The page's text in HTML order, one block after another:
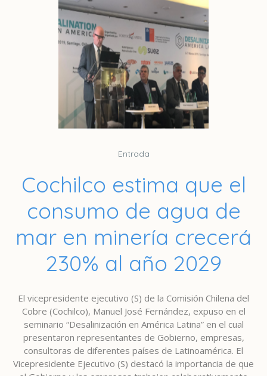
Entrada
Cochilco estima que el
consumo de agua de
mar en minería crecerá
230% al año 2029
El vicepresidente ejecutivo (S) de la Comisión Chilena del
Cobre (Cochilco), Manuel José Fernández, expuso en el
seminario “Desalinización en América Latina” en el cual
presentaron representantes de Gobierno, empresas,
consultoras de diferentes países de Latinoamérica. El
Vicepresidente Ejecutivo (S) destacó la importancia de que